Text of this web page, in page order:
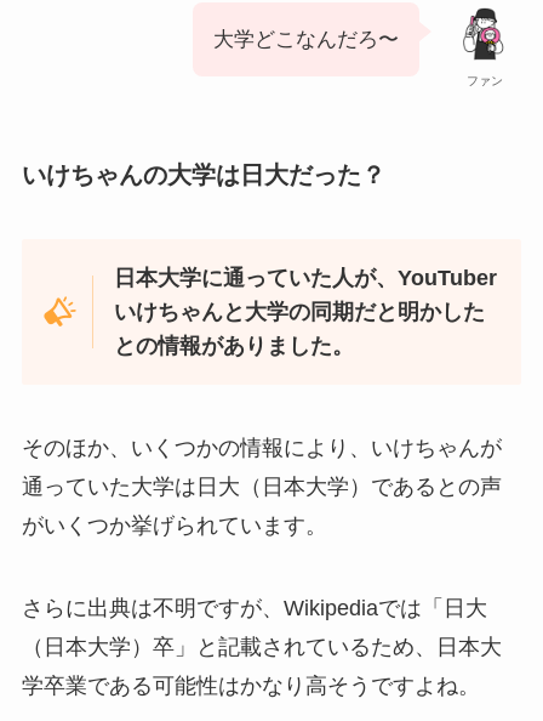
ファン
大学どこなんだろ〜
いけちゃんの大学は日大だった？
日本大学に通っていた人が、YouTuber
いけちゃんと大学の同期だと明かした
との情報がありました。
そのほか、いくつかの情報により、いけちゃんが
通っていた大学は日大（日本大学）であるとの声
がいくつか挙げられています。
さらに出典は不明ですが、Wikipediaでは「日大
（日本大学）卒」と記載されているため、日本大
学卒業である可能性はかなり高そうですよね。